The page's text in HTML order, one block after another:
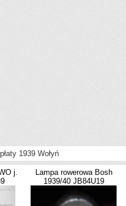
1939 Wołyń
j.
Lampa rowerowa Bosh
1939/40 JB84U19